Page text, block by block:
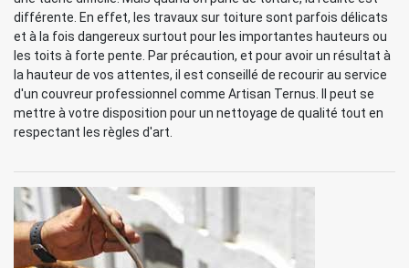
différente. En effet, les travaux sur toiture sont parfois délicats
et à la fois dangereux surtout pour les importantes hauteurs ou
les toits à forte pente. Par précaution, et pour avoir un résultat à
la hauteur de vos attentes, il est conseillé de recourir au service
d'un couvreur professionnel comme Artisan Ternus. Il peut se
mettre à votre disposition pour un nettoyage de qualité tout en
respectant les règles d'art.